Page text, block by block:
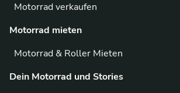
Motorrad verkaufen
Motorrad mieten
Motorrad & Roller Mieten
Dein Motorrad und Stories